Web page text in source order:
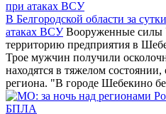
В Белгородской области за
атаках ВСУВооруженные силы
территорию предприятия в
Трое мужчин получили
находятся в тяжелом
региона. "В городе Шебекино